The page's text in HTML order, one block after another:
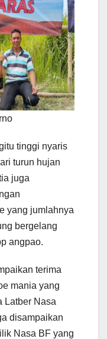
tinggi nyaris
turun hujan
juga
yang jumlahnya
bergelang
angpao.
terima
mania yang
Latber Nasa
disampaikan
Nasa BF yang